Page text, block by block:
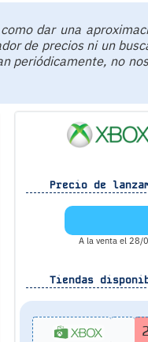
dar una
de precios ni un
periódicamente, no
Precio de
A la venta el 28/
Tiendas